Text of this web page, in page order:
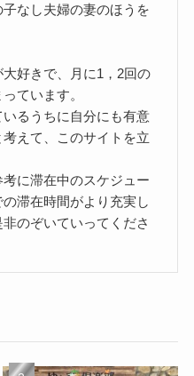
なし夫婦の妻のほうを
好きで、月に1，2回の
ています。
るうちに自分にも有意
えて、このサイトを立
に滞在中のスケジュー
滞在時間がより充実し
のぞいていってくださ